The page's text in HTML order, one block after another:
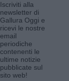
Iscriviti alla
newsletter di
Gallura Oggi e
ricevi le nostre
email
periodiche
contenenti le
ultime notizie
pubblicate sul
sito web!